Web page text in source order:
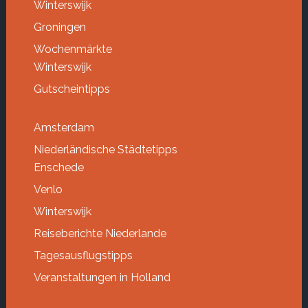
Winterswijk
Groningen
Wochenmärkte
Winterswijk
Gutscheintipps
Amsterdam
Niederländische Städtetipps
Enschede
Venlo
Winterswijk
Reiseberichte Niederlande
Tagesausflugstipps
Veranstaltungen in Holland